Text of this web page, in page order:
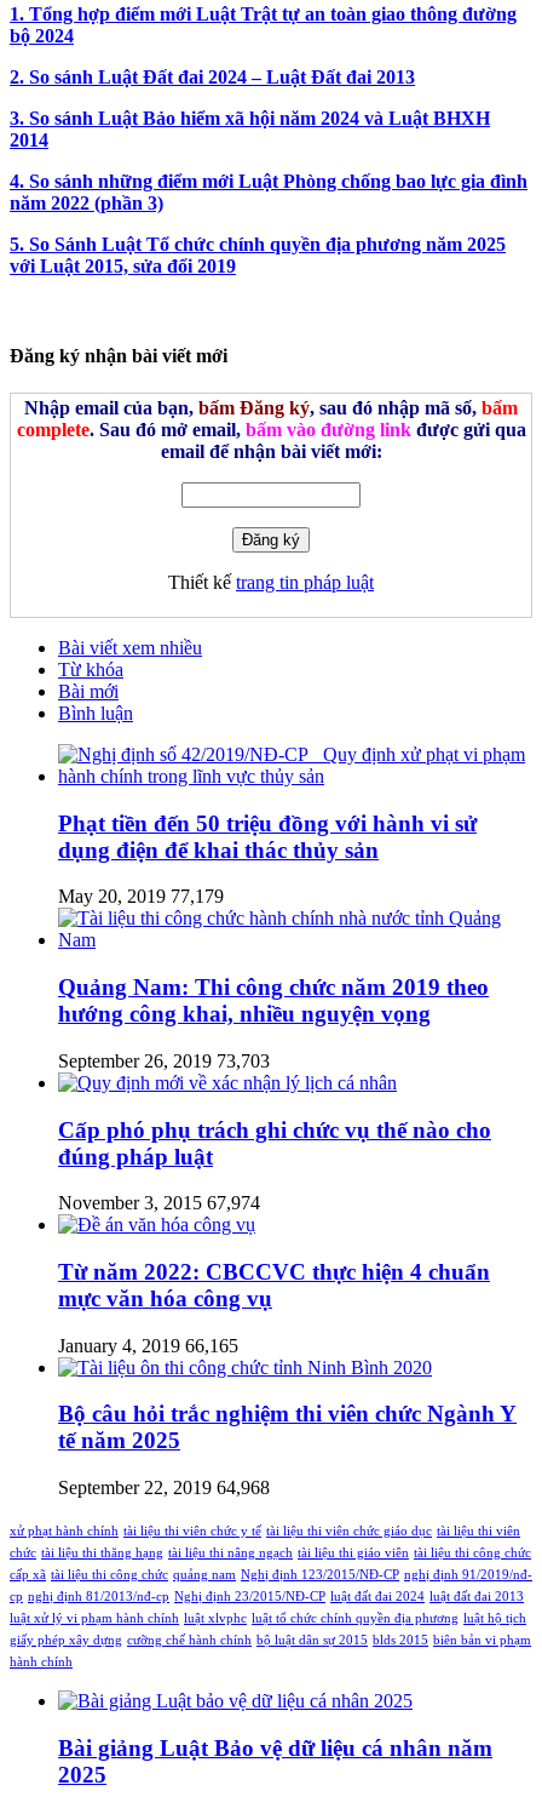
1. Tổng hợp điểm mới Luật Trật tự an toàn giao thông đường
bộ 2024
2. So sánh Luật Đất đai 2024 – Luật Đất đai 2013
3. So sánh Luật Bảo hiểm xã hội năm 2024 và Luật BHXH
2014
4. So sánh những điểm mới Luật Phòng chống bao lực gia đình
năm 2022 (phần 3)
5. So Sánh Luật Tổ chức chính quyền địa phương năm 2025
với Luật 2015, sửa đổi 2019
Đăng ký nhận bài viết mới
Nhập email của bạn, bấm Đăng ký, sau đó nhập mã số, bấm
complete. Sau đó mở email, bấm vào đường linkđược gửi qua
email để nhận bài viết mới:
Thiết kế trang tin pháp luật
Bài viết xem nhiều
Từ khóa
Bài mới
Bình luận
Phạt tiền đến 50 triệu đồng với hành vi sử
dụng điện để khai thác thủy sản
May 20, 2019 77,179
Quảng Nam: Thi công chức năm 2019 theo
hướng công khai, nhiều nguyện vọng
September 26, 2019 73,703
Cấp phó phụ trách ghi chức vụ thế nào cho
đúng pháp luật
November 3, 2015 67,974
Từ năm 2022: CBCCVC thực hiện 4 chuẩn
mực văn hóa công vụ
January 4, 2019 66,165
Bộ câu hỏi trắc nghiệm thi viên chức Ngành Y
tế năm 2025
September 22, 2019 64,968
xử phạt hành chính tài liệu thi viên chức y tế tài liệu thi viên chức giáo dục tài liệu thi viên
chức tài liệu thi thăng hạng tài liệu thi nâng ngạch tài liệu thi giáo viên tài liệu thi công chức
cấp xã tài liệu thi công chức quảng nam Nghị định 123/2015/NĐ-CP nghị định 91/2019/nđ-
cp nghị định 81/2013/nđ-cp Nghị định 23/2015/NĐ-CP luật đất đai 2024 luật đất đai 2013
luật xử lý vi phạm hành chính luật xlvphc luật tổ chức chính quyền địa phương luật hộ tịch
giấy phép xây dựng cưỡng chế hành chính bộ luật dân sự 2015 blds 2015 biên bản vi phạm
hành chính
Bài giảng Luật Bảo vệ dữ liệu cá nhân năm
2025